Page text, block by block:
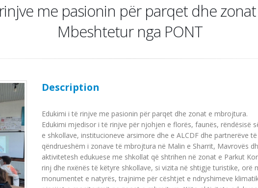
me pasionin për parqet dhe
Mbeshtetur nga PONT
Description
Edukimi i të rinjve me pasionin për parqet dhe zonat e mbrojtura.
Edukimi mjedisor i të rinjve për njohjen e florës, faunës, rëndësisë
e shkollave, institucioneve arsimore dhe e ALCDF dhe partnerëve
qëndrueshëm i zonave të mbrojtura në Malin e Sharrit, Mavrovës
aktivitetesh edukuese me shkollat që shtrihen në zonat e Parkut
rinj dhe nxënës të këtyre shkollave, si vizita në shtigje turistike,
monumentet e natyrës, trajnime për cështjet e ndryshimeve